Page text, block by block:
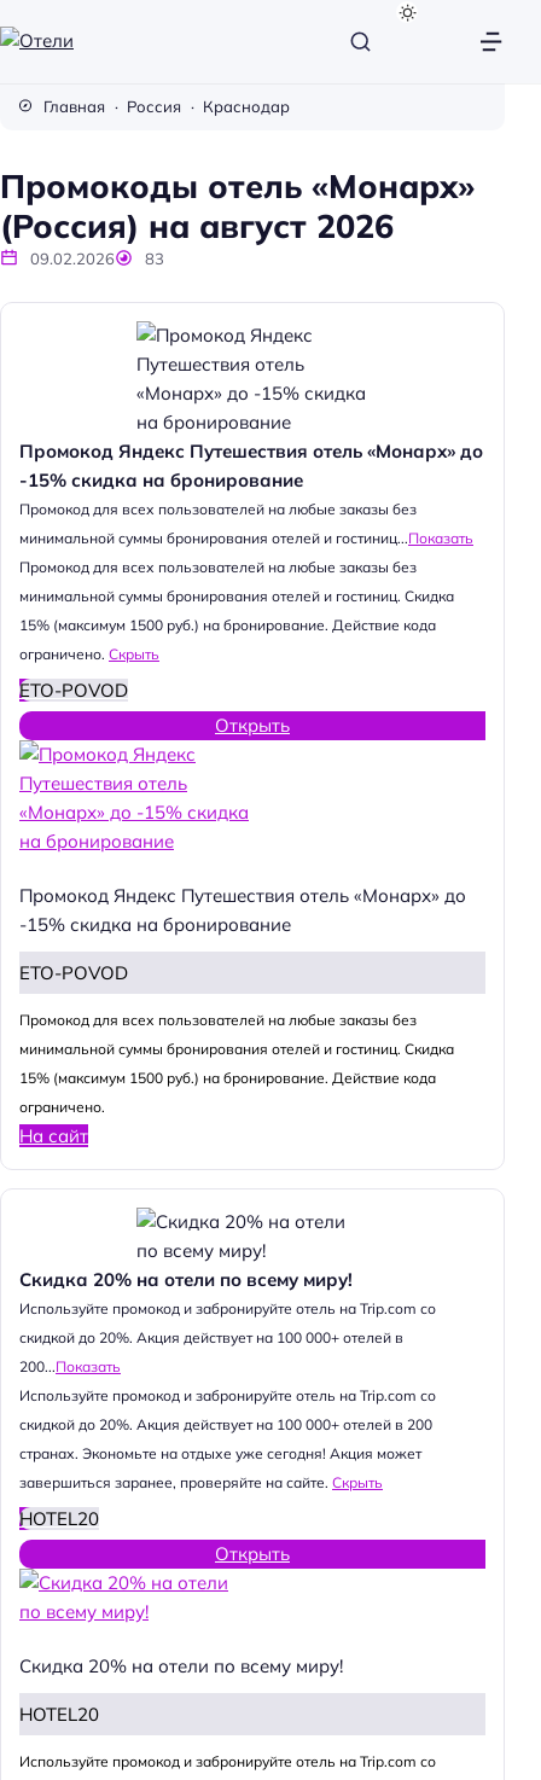
и
Главная Россия Краснодар
Промокоды отель «Монарх»
(Россия) на август 2026
09.02.2026 83
Промокод Яндекс Путешествия отель «Монарх» до
-15% скидка на бронирование
Промокод для всех пользователей на любые заказы без
минимальной суммы бронирования отелей и гостиниц...Показать
Промокод для всех пользователей на любые заказы без
минимальной суммы бронирования отелей и гостиниц. Скидка
15% (максимум 1500 руб.) на бронирование. Действие кода
ограничено. Скрыть
ETO-POVOD
Открыть
Промокод Яндекс Путешествия отель «Монарх» до
-15% скидка на бронирование
ETO-POVOD
Промокод для всех пользователей на любые заказы без
минимальной суммы бронирования отелей и гостиниц. Скидка
15% (максимум 1500 руб.) на бронирование. Действие кода
ограничено.
На сайт
Скидка 20% на отели по всему миру!
Используйте промокод и забронируйте отель на Trip.com со
скидкой до 20%. Акция действует на 100 000+ отелей в
200...Показать
Используйте промокод и забронируйте отель на Trip.com со
скидкой до 20%. Акция действует на 100 000+ отелей в 200
странах. Экономьте на отдыхе уже сегодня! Акция может
завершиться заранее, проверяйте на сайте. Скрыть
HOTEL20
Открыть
Скидка 20% на отели по всему миру!
HOTEL20
Используйте промокод и забронируйте отель на Trip.com со